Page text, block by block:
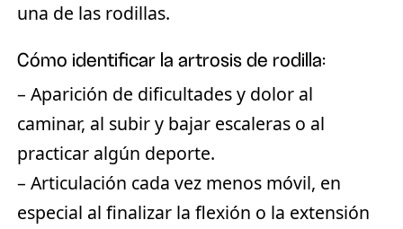
una de las rodillas.
Cómo identificar la artrosis de rodilla:
– Aparición de dificultades y dolor al
caminar, al subir y bajar escaleras o al
practicar algún deporte.
– Articulación cada vez menos móvil, en
especial al finalizar la flexión o la extensión